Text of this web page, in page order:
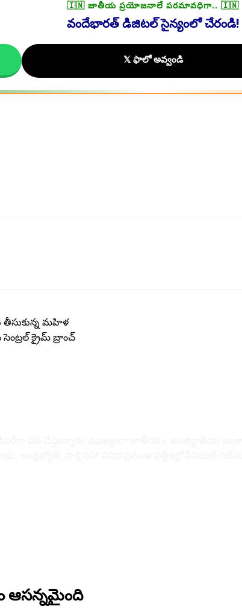
🇮🇳 జాతీయ ప్రయోజనాలే పరమావధిగా.. 🇮🇳
వందేభారత్ డిజిటల్ సైన్యంలో చేరండి!
𝕏 ఫాలో అవ్వండి
తీసుకున్న మహిళ
సెంట్రల్ క్రైమ్ బ్రాంచ్
ఆసన్నమైంది